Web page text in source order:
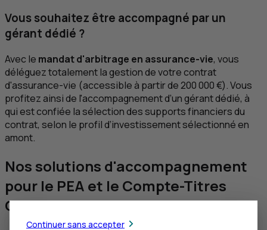
Vous souhaitez être accompagné par un
gérant dédié ?
Avec le mandat d'arbitrage en assurance-vie, vous
déléguez totalement la gestion de votre contrat
d'assurance-vie (accessible à partir de 200 000 €). Vous
profitez ainsi de l'accompagnement d’un gérant dédié, à
qui est confiée la sélection des supports financiers du
contrat, selon le profil d’investissement sélectionné en
amont.
Nos solutions d'accompagnement
pour le PEA et le Compte-Titres
Ordinaire
Continuer sans accepter